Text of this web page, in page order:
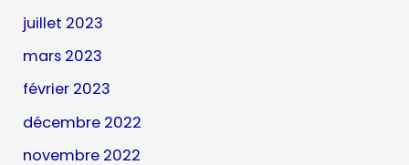
juillet 2023
mars 2023
février 2023
décembre 2022
novembre 2022